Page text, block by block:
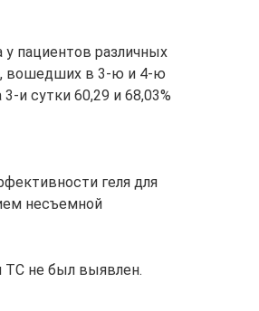
пациентов различных
вошедших в 3-ю и 4-ю
и сутки 60,29 и 68,03%
геля для
несъемной
ТС не был выявлен.